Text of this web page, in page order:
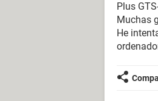
Plus
Muchas
He